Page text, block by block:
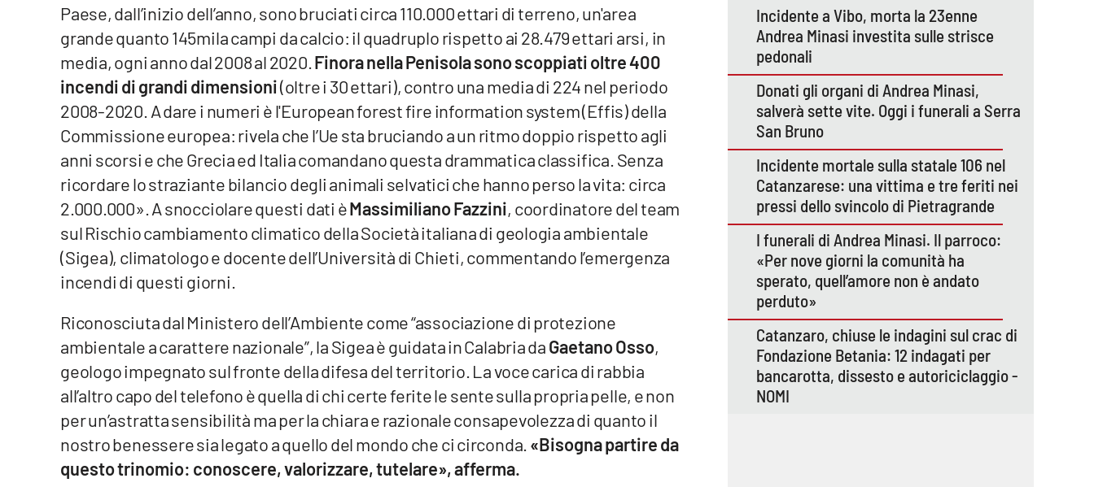
LaC Network
Vibo Valentia
Reggio Calabria
Lamezia Terme
Paese, dall’inizio dell’anno, sono bruciati circa 110.000 ettari di terreno, un'area
grande quanto 145mila campi da calcio: il quadruplo rispetto ai 28.479 ettari arsi, in
media, ogni anno dal 2008 al 2020. Finora nella Penisola sono scoppiati oltre 400
incendi di grandi dimensioni(oltre i 30 ettari), contro una media di 224 nel periodo
2008-2020. A dare i numeri è l'European forest fire information system (Effis) della
Commissione europea: rivela che l’Ue sta bruciando a un ritmo doppio rispetto agli
anni scorsi e che Grecia ed Italia comandano questa drammatica classifica. Senza
ricordare lo straziante bilancio degli animali selvatici che hanno perso la vita: circa
2.000.000». A snocciolare questi dati èMassimiliano Fazzini, coordinatore del team
sul Rischio cambiamento climatico della Società italiana di geologia ambientale
(Sigea), climatologo e docente dell’Università di Chieti, commentando l’emergenza
incendi di questi giorni.
Riconosciuta dal Ministero dell’Ambiente come “associazione di protezione
ambientale a carattere nazionale”, la Sigea è guidata in Calabria daGaetano Osso,
geologo impegnato sul fronte della difesa del territorio. La voce carica di rabbia
all’altro capo del telefono è quella di chi certe ferite le sente sulla propria pelle, e non
per un’astratta sensibilità ma per la chiara e razionale consapevolezza di quanto il
nostro benessere sia legato a quello del mondo che ci circonda. «Bisogna partire da
questo trinomio: conoscere, valorizzare, tutelare», afferma.
Incidente a Vibo, morta la 23enne
Andrea Minasi investita sulle strisce
pedonali
Donati gli organi di Andrea Minasi,
salverà sette vite. Oggi i funerali a Serra
San Bruno
Incidente mortale sulla statale 106 nel
Catanzarese: una vittima e tre feriti nei
pressi dello svincolo di Pietragrande
I funerali di Andrea Minasi. Il parroco:
«Per nove giorni la comunità ha
sperato, quell’amore non è andato
perduto»
Catanzaro, chiuse le indagini sul crac di
Fondazione Betania: 12 indagati per
bancarotta, dissesto e autoriciclaggio -
NOMI